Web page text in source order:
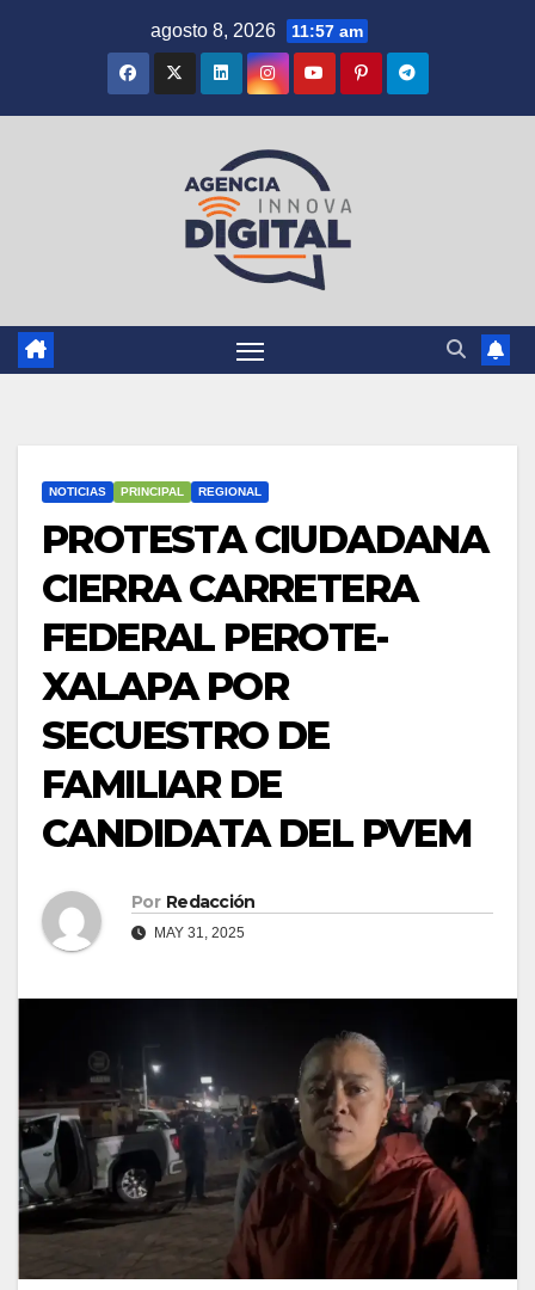
agosto 8, 2026 11:57 am
NOTICIAS PRINCIPAL REGIONAL
PROTESTA CIUDADANA
CIERRA CARRETERA
FEDERAL PEROTE-
XALAPA POR
SECUESTRO DE
FAMILIAR DE
CANDIDATA DEL PVEM
Por Redacción
MAY 31, 2025